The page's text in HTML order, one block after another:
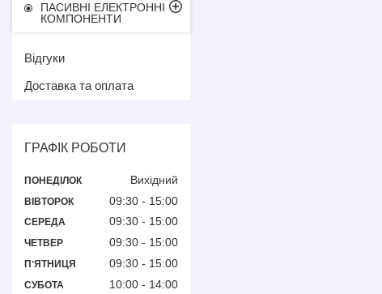
ПАСИВНІ ЕЛЕКТРОННІ
КОМПОНЕНТИ
Відгуки
Доставка та оплата
ГРАФІК РОБОТИ
ПОНЕДІЛОК Вихідний
ВІВТОРОК 09:30 15:00
СЕРЕДА 09:30 15:00
ЧЕТВЕР 09:30 15:00
ПʼЯТНИЦЯ 09:30 15:00
СУБОТА 10:00 14:00